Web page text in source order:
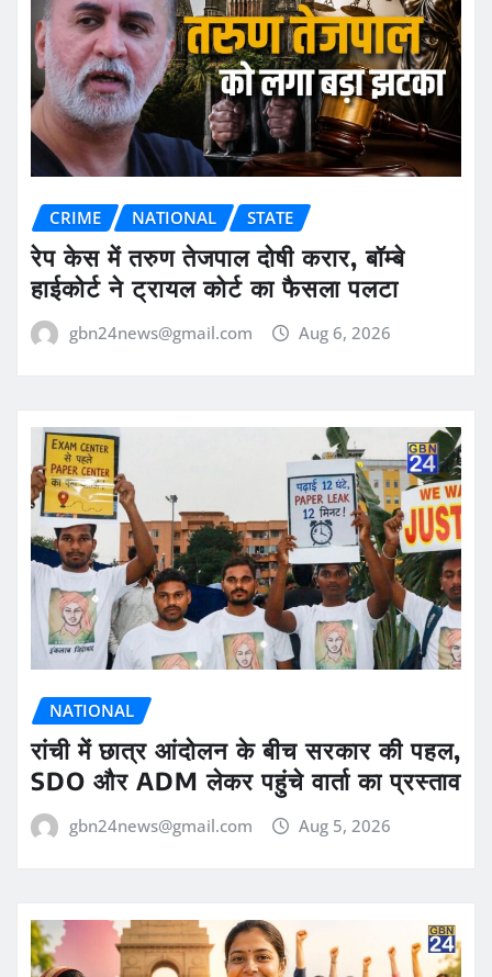
CRIME NATIONAL STATE
रेप केस में तरुण तेजपाल दोषी करार, बॉम्बे
हाईकोर्ट ने ट्रायल कोर्ट का फैसला पलटा
gbn24news@gmail.com Aug 6, 2026
NATIONAL
रांची में छात्र आंदोलन के बीच सरकार की पहल,
SDO और ADM लेकर पहुंचे वार्ता का प्रस्ताव
gbn24news@gmail.com Aug 5, 2026